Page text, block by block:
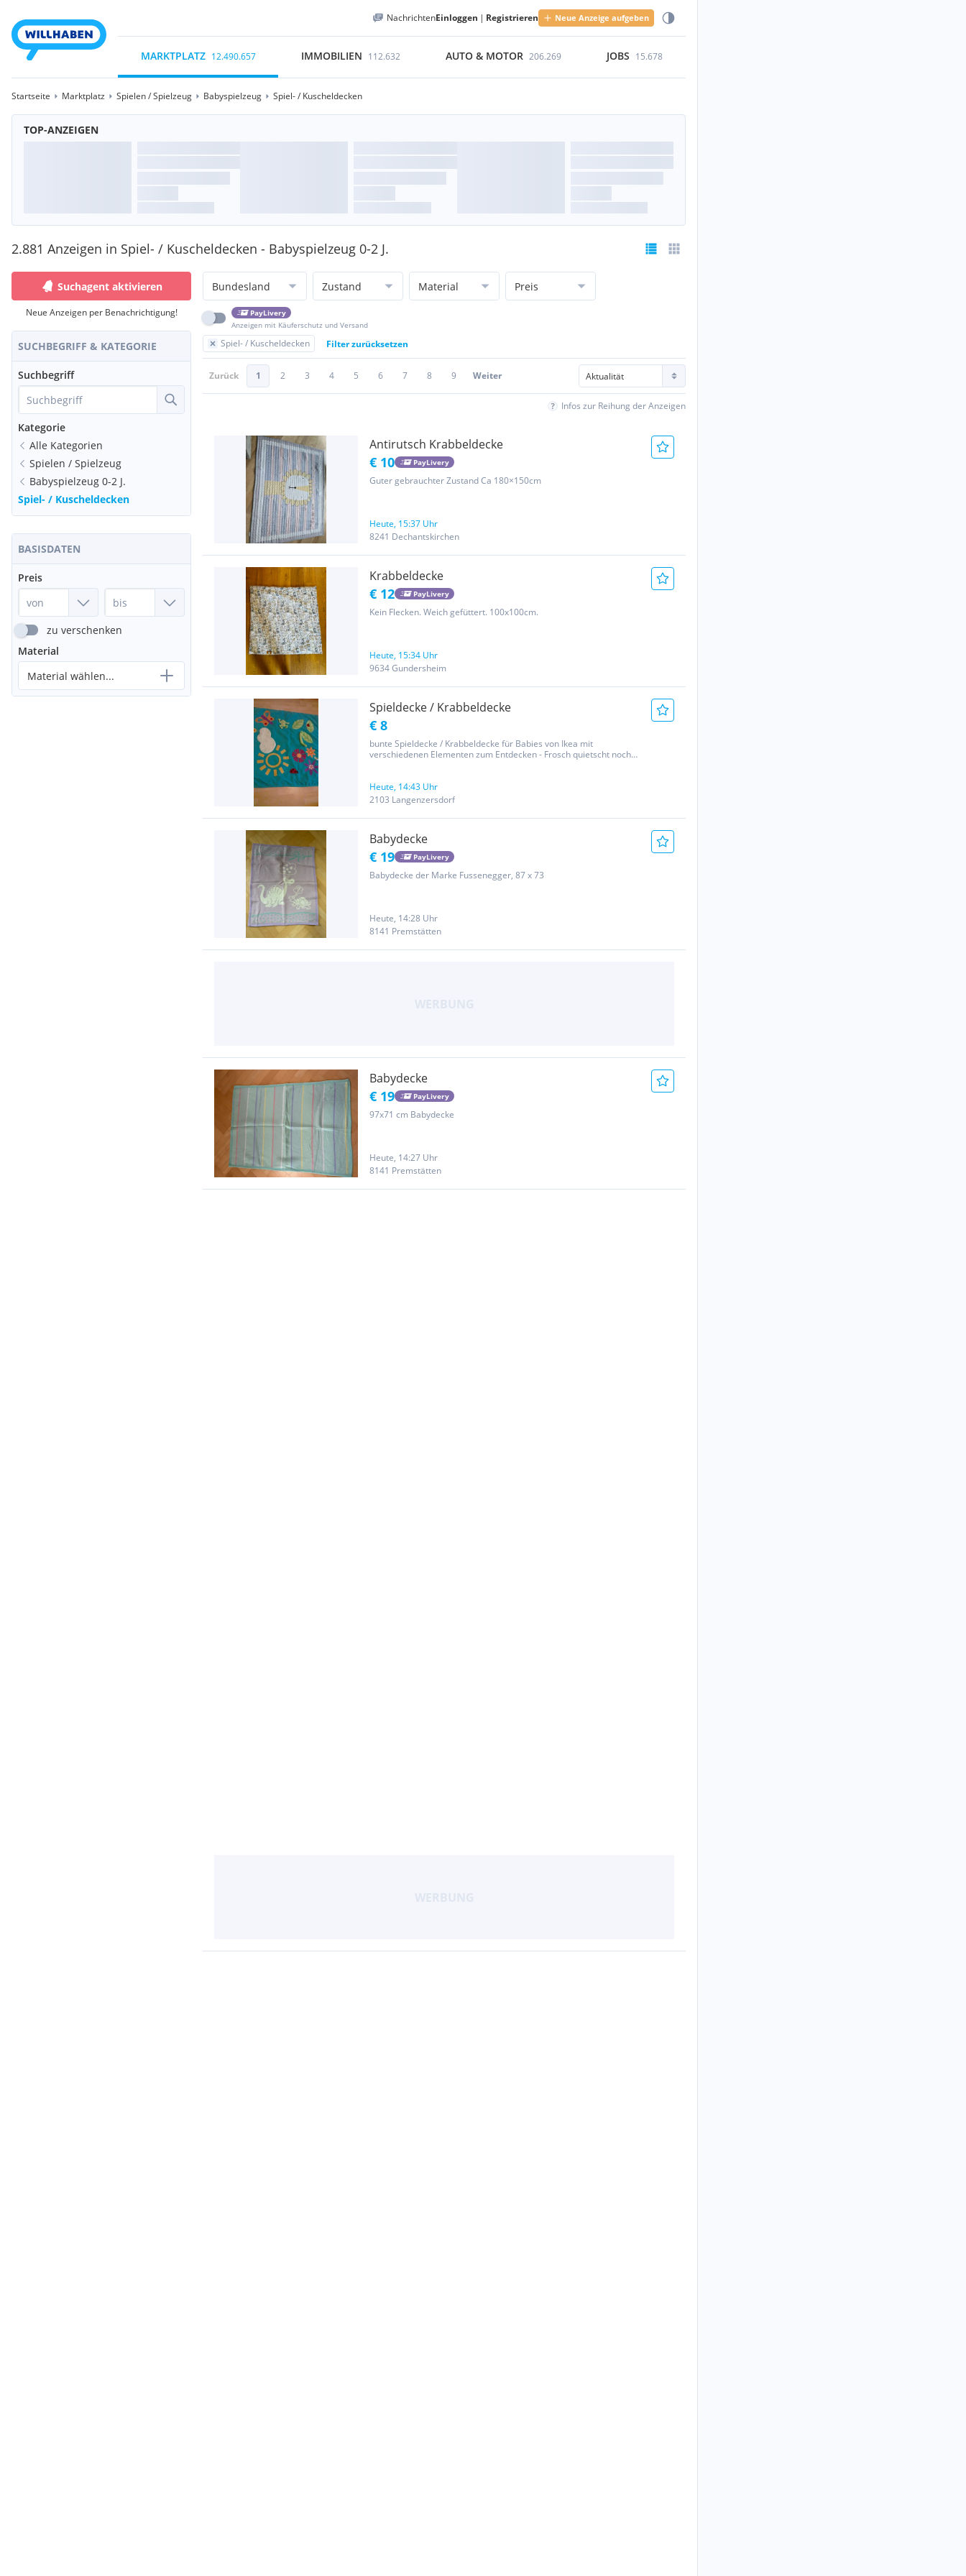
NachrichtenEinloggen | Registrieren Neue Anzeige aufgeben
MARKTPLATZ 12.490.657 IMMOBILIEN 112.632 AUTO & MOTOR 206.269 JOBS 15.678
Startseite Marktplatz Spielen / Spielzeug Babyspielzeug Spiel- / Kuscheldecken
TOP-ANZEIGEN
2.881 Anzeigen in Spiel- / Kuscheldecken - Babyspielzeug 0-2 J.
Suchagent aktivieren
Neue Anzeigen per Benachrichtigung!
SUCHBEGRIFF & KATEGORIE
Suchbegriff
Kategorie
Alle Kategorien
Spielen / Spielzeug
Babyspielzeug 0-2 J.
Spiel- / Kuscheldecken
BASISDATEN
Preis
zu verschenken
Material
Material wählen...
Bundesland Zustand Material Preis
PayLivery
Anzeigen mit Käuferschutz und Versand
Spiel- / Kuscheldecken Filter zurücksetzen
Zurück 1 2 3 4 5 6 7 8 9 Weiter
Infos zur Reihung der Anzeigen
Antirutsch Krabbeldecke
€ 10 PayLivery
Guter gebrauchter Zustand Ca 180×150cm
Heute, 15:37 Uhr
8241 Dechantskirchen
Krabbeldecke
€ 12 PayLivery
Kein Flecken. Weich gefüttert. 100x100cm.
Heute, 15:34 Uhr
9634 Gundersheim
Spieldecke / Krabbeldecke
€ 8
bunte Spieldecke / Krabbeldecke für Babies von Ikea mit
verschiedenen Elementen zum Entdecken - Frosch quietscht noch
Raupe...
Heute, 14:43 Uhr
2103 Langenzersdorf
Babydecke
€ 19 PayLivery
Babydecke der Marke Fussenegger, 87 x 73
Heute, 14:28 Uhr
8141 Premstätten
Babydecke
€ 19 PayLivery
97x71 cm Babydecke
Heute, 14:27 Uhr
8141 Premstätten